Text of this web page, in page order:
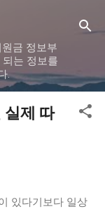
금 정보부
는 정보를
.
실제 따
있다기보다 일상